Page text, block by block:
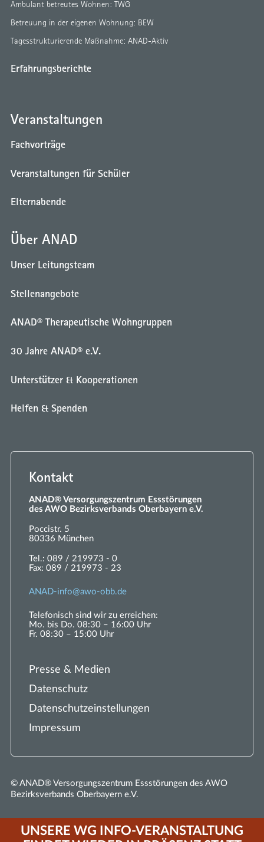
Ambulant betreutes Wohnen: TWG
Betreuung in der eigenen Wohnung: BEW
Tagesstrukturierende Maßnahme: ANAD-Aktiv
Erfahrungsberichte
Veranstaltungen
Fachvorträge
Veranstaltungen für Schüler
Elternabende
Über ANAD
Unser Leitungsteam
Stellenangebote
ANAD® Therapeutische Wohngruppen
30 Jahre ANAD® e.V.
Unterstützer & Kooperationen
Helfen & Spenden
Kontakt
ANAD® Versorgungszentrum Essstörungen
des AWO Bezirksverbands Oberbayern e.V.
Poccistr. 5
80336 München
Tel.: 089 / 219973 - 0
Fax: 089 / 219973 - 23
ANAD- nf w - bb d
Telefonisch sind wir zu erreichen:
Mo. bis Do. 08:30 – 16:00 Uhr
Fr. 08:30 – 15:00 Uhr
Presse & Medien
Datenschutz
Datenschutzeinstellungen
Impressum
© ANAD® Versorgungszentrum Essstörungen des AWO
Bezirksverbands Oberbayern e.V.
UNSERE WG INFO-VERANSTALTUNG